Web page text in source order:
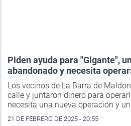
Piden ayuda para "Gigante",
abandonado y necesita
Los vecinos de La Barra de
calle y juntaron dinero para
necesita una nueva operación y
21 DE FEBRERO DE 2025 - 20:55